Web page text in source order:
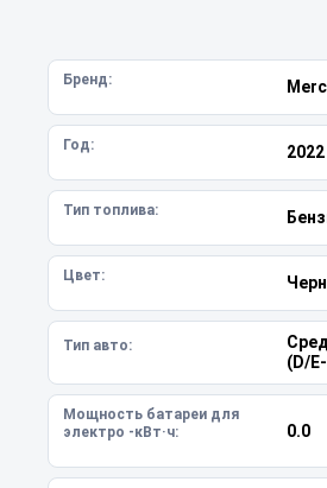
Бренд:
Год: 2022
Тип топлива:
Цвет:
Тип авто:
(D/
Мощность батареи для
электро -кВт·ч:
0.0